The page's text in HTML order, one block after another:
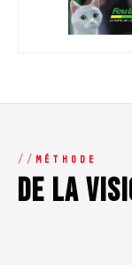
MÉTHODE
De la